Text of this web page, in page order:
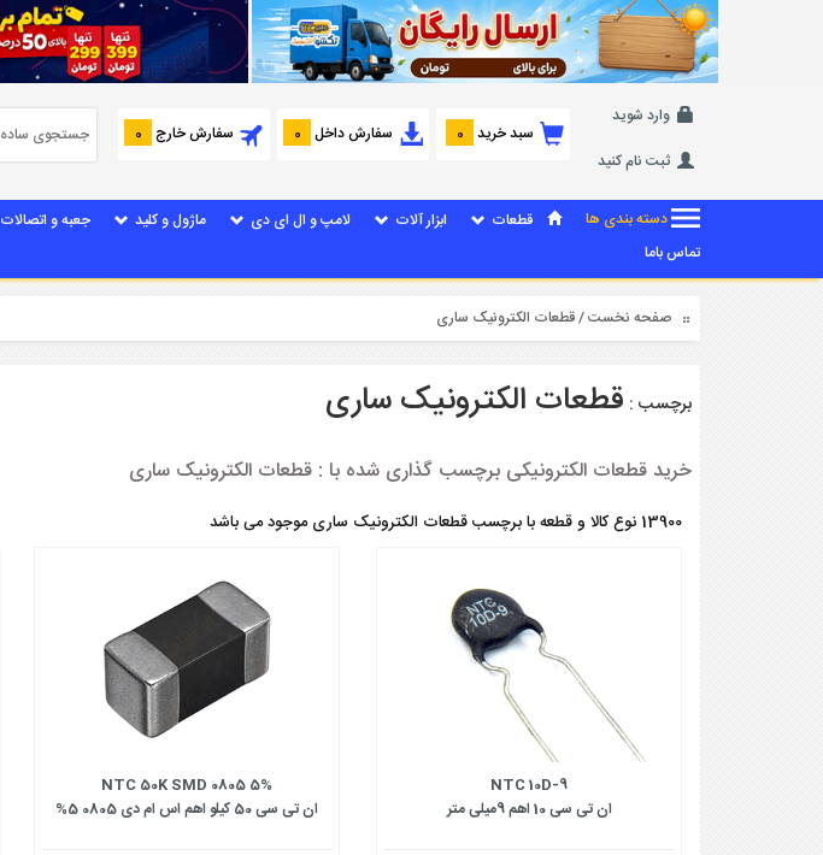
وارد شوید
ثبت نام کنید
سبد خرید 0 سفارش داخل 0 سفارش خارج 0
دسته بندی ها قطعات ابزار آلات لامپ و ال ای دی ماژول و کلید جعبه و اتصالات
تماس باما
صفحه نخست/ قطعات الکترونیک ساری
برچسب : قطعات الکترونیک ساری
خرید قطعات الکترونیکی برچسب گذاری شده با : قطعات الکترونیک ساری
13900 نوع کالا و قطعه با برچسب قطعات الکترونیک ساری موجود می باشد
NTC 10D-9
ان تی سی 10 اهم 9میلی متر
NTC 50K SMD 0805 5%
ان تی سی 50 کیلو اهم اس ام دی 0805 5%